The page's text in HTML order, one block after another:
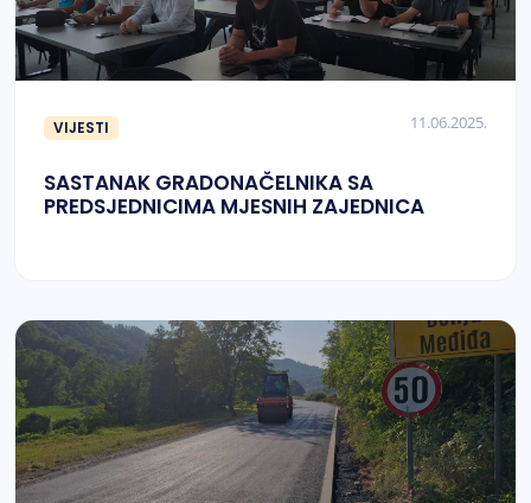
VIJESTI 11.06.2025.
SASTANAK GRADONAČELNIKA SA
PREDSJEDNICIMA MJESNIH ZAJEDNICA